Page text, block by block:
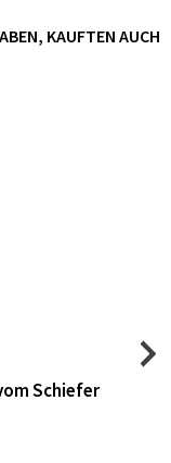
KAUFTEN AUCH
Schiefer